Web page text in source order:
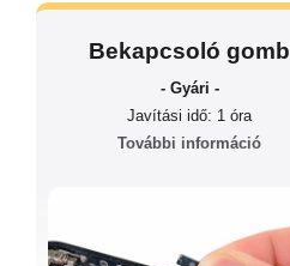
Bekapcsoló gomb
- Gyári -
Javítási idő: 1 óra
További információ